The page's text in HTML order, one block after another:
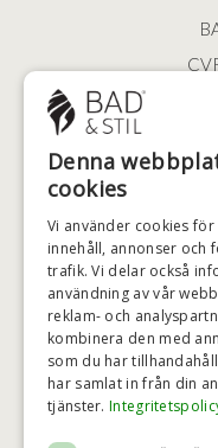
2100
+46
Denna
cookies
Vi använder cookies för
innehåll, annonser och
trafik. Vi delar också
användning av vår
reklam- och
kombinera den med
som du har
har samlat in från din
tjänster.